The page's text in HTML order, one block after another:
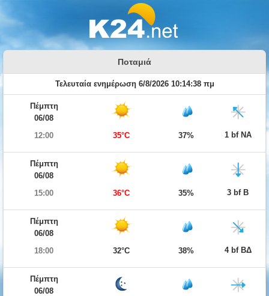
Ποταμιά
Τελευταία ενημέρωση 6/8/2026 10:14:38 πμ
Πέμπτη
06/08
12:00
35°C 37% 1 bf ΝΑ
Πέμπτη
06/08
15:00
36°C 35% 3 bf Β
Πέμπτη
06/08
18:00
32°C 38% 4 bf ΒΔ
Πέμπτη
06/08